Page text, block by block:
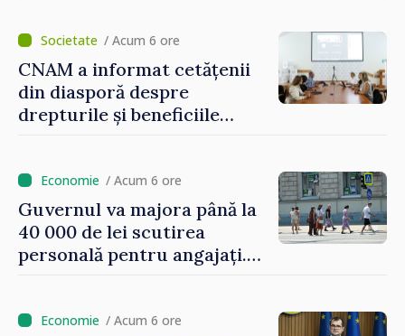
/ Acum 6 ore
CNAM a informat cetățenii
din diasporă despre
drepturile și beneficiile
/ Acum 6 ore
Guvernul va majora până la
40 000 de lei scutirea
personală pentru angajați.
oamenilor”/ Acum 6 ore